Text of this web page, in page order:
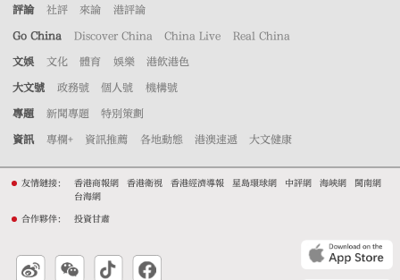
評論 社評 來論 港評論
Go China Discover China China Live Real China
文娛 文化 體育 娛樂 港飲港色
大文號 政務號 個人號 機構號
專題 新聞專題 特別策劃
資訊 專欄+ 資訊推薦 各地動態 港澳速遞 大文健康
友情鏈接： 香港商報網 香港衛視 香港經濟導報 星島環球網 中評網 海峽網
閩南網
台海網
合作夥伴： 投資甘肅